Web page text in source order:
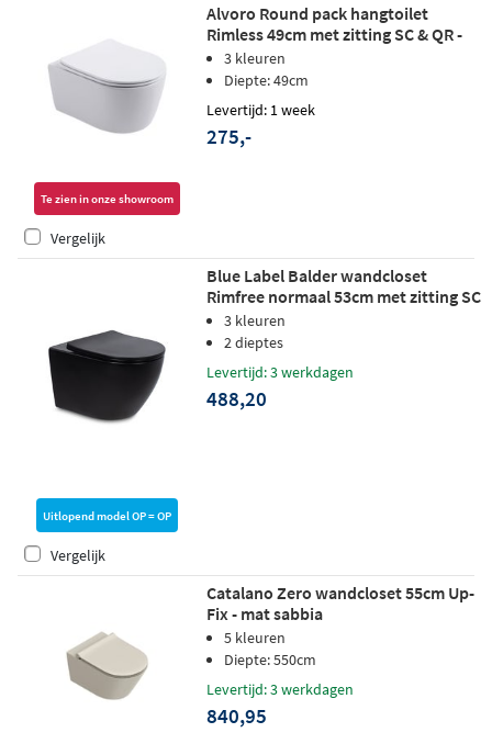
Te zien in onze showroom
Alvoro Round pack hangtoilet
Rimless 49cm met zitting SC & QR -
glans wit
3 kleuren
Diepte: 49cm
Levertijd: 1 week
275,-
Vergelijk
Uitlopend model OP = OP
Blue Label Balder wandcloset
Rimfree normaal 53cm met zitting SC
& QR - mat zwart
3 kleuren
2 dieptes
Levertijd: 3 werkdagen
488,20
Vergelijk
Catalano Zero wandcloset 55cm Up-
Fix - mat sabbia
5 kleuren
Diepte: 550cm
Levertijd: 3 werkdagen
840,95